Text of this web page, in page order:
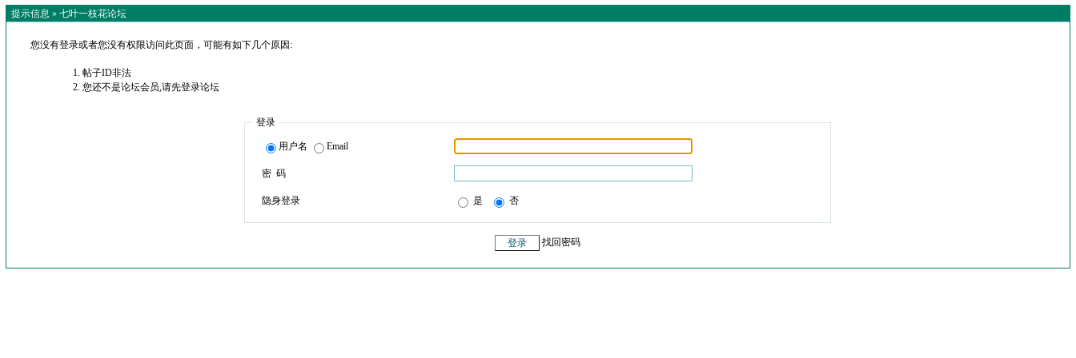
提示信息 » 七叶一枝花论坛
您没有登录或者您没有权限访问此页面，可能有如下几个原因:
帖子ID非法
您还不是论坛会员,请先登录论坛
登录
用户名 Email
密 码
隐身登录 是 否
找回密码